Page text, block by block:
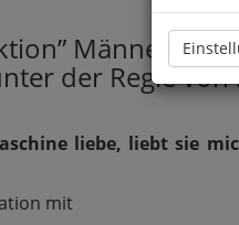
Männer und
der Regie von
liebe, liebt sie
mit